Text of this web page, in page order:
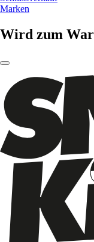
Marken
Wird zum